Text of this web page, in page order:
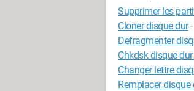
Supprimer les
Cloner disque dur
Defragmenter
Chkdsk disque
Changer lettre
Remplacer disque